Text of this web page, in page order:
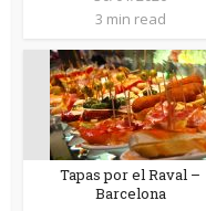
3 min read
Tapas por el Raval –
Barcelona